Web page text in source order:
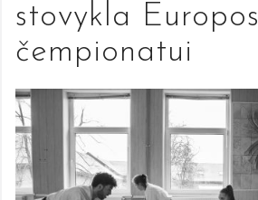
stovykla Europos
čempionatui